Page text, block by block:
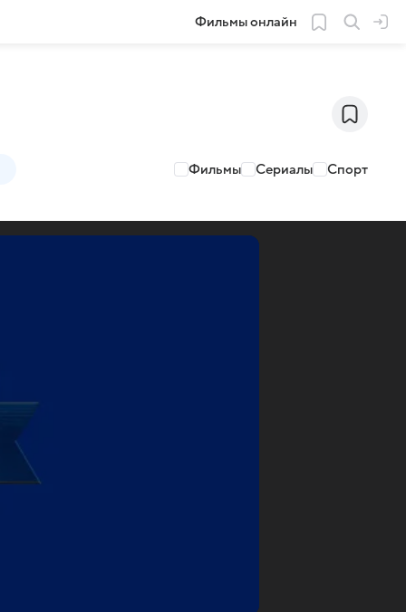
Фильмы онлайн
Фильмы Сериалы Спорт